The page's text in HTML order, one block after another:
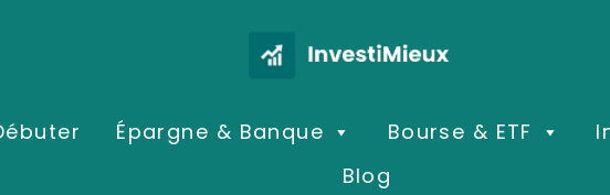
Épargne & Banque Bourse & ETF
Blog